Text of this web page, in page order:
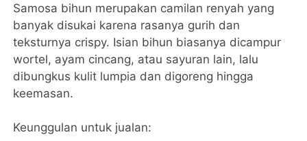
Samosa bihun merupakan camilan renyah yang
banyak disukai karena rasanya gurih dan
teksturnya crispy. Isian bihun biasanya dicampur
wortel, ayam cincang, atau sayuran lain, lalu
dibungkus kulit lumpia dan digoreng hingga
keemasan.
Keunggulan untuk jualan: